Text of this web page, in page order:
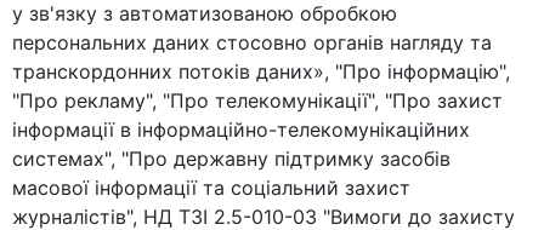
у зв'язку з автоматизованою обробкою
персональних даних стосовно органів нагляду та
транскордонних потоків даних», "Про інформацію",
"Про рекламу", "Про телекомунікації", "Про захист
інформації в інформаційно-телекомунікаційних
системах", "Про державну підтримку засобів
масової інформації та соціальний захист
журналістів", НД ТЗІ 2.5-010-03 "Вимоги до захисту